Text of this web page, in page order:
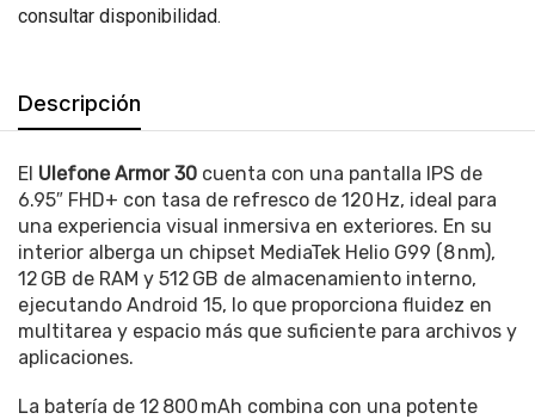
consultar disponibilidad.
Descripción
El Ulefone Armor 30 cuenta con una pantalla IPS de
6.95″ FHD+ con tasa de refresco de 120 Hz, ideal para
una experiencia visual inmersiva en exteriores. En su
interior alberga un chipset MediaTek Helio G99 (8 nm),
12 GB de RAM y 512 GB de almacenamiento interno,
ejecutando Android 15, lo que proporciona fluidez en
multitarea y espacio más que suficiente para archivos y
aplicaciones.
La batería de 12 800 mAh combina con una potente